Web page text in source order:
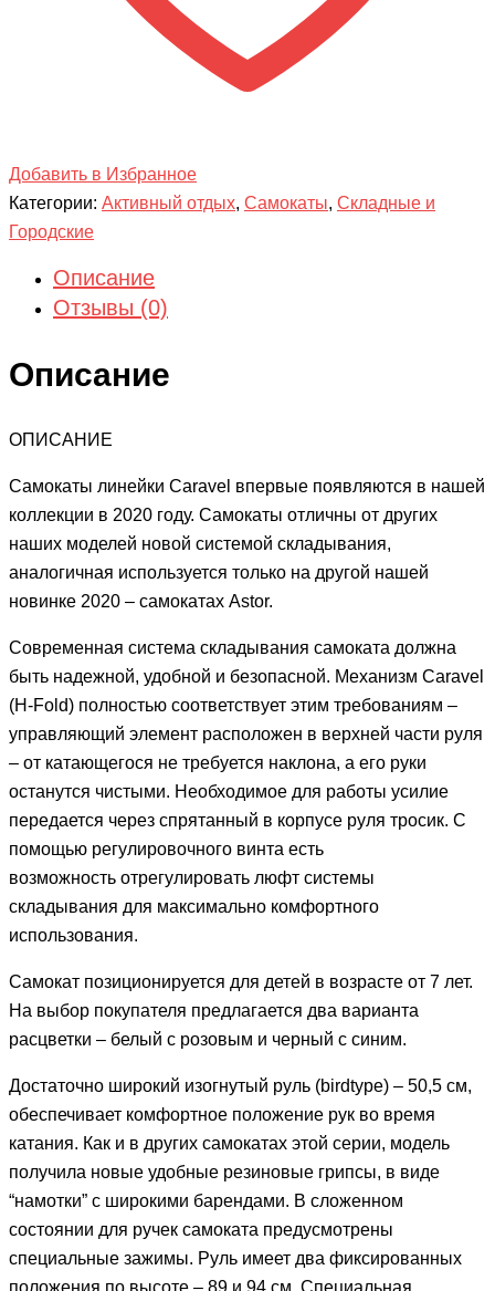
Добавить в Избранное
Категории: Активный отдых, Самокаты, Складные и
Городские
Описание
Отзывы (0)
Описание
ОПИСАНИЕ
Самокаты линейки Caravel впервые появляются в нашей
коллекции в 2020 году. Самокаты отличны от других
наших моделей новой системой складывания,
аналогичная используется только на другой нашей
новинке 2020 – самокатах Astor.
Современная система складывания самоката должна
быть надежной, удобной и безопасной. Механизм Caravel
(H-Fold) полностью соответствует этим требованиям –
управляющий элемент расположен в верхней части руля
– от катающегося не требуется наклона, а его руки
останутся чистыми. Необходимое для работы усилие
передается через спрятанный в корпусе руля тросик. С
помощью регулировочного винта есть
возможность отрегулировать люфт системы
складывания для максимально комфортного
использования.
Самокат позиционируется для детей в возрасте от 7 лет.
На выбор покупателя предлагается два варианта
расцветки – белый с розовым и черный с синим.
Достаточно широкий изогнутый руль (birdtype) – 50,5 см,
обеспечивает комфортное положение рук во время
катания. Как и в других самокатах этой серии, модель
получила новые удобные резиновые грипсы, в виде
“намотки” с широкими барендами. В сложенном
состоянии для ручек самоката предусмотрены
специальные зажимы. Руль имеет два фиксированных
положения по высоте – 89 и 94 см. Специальная